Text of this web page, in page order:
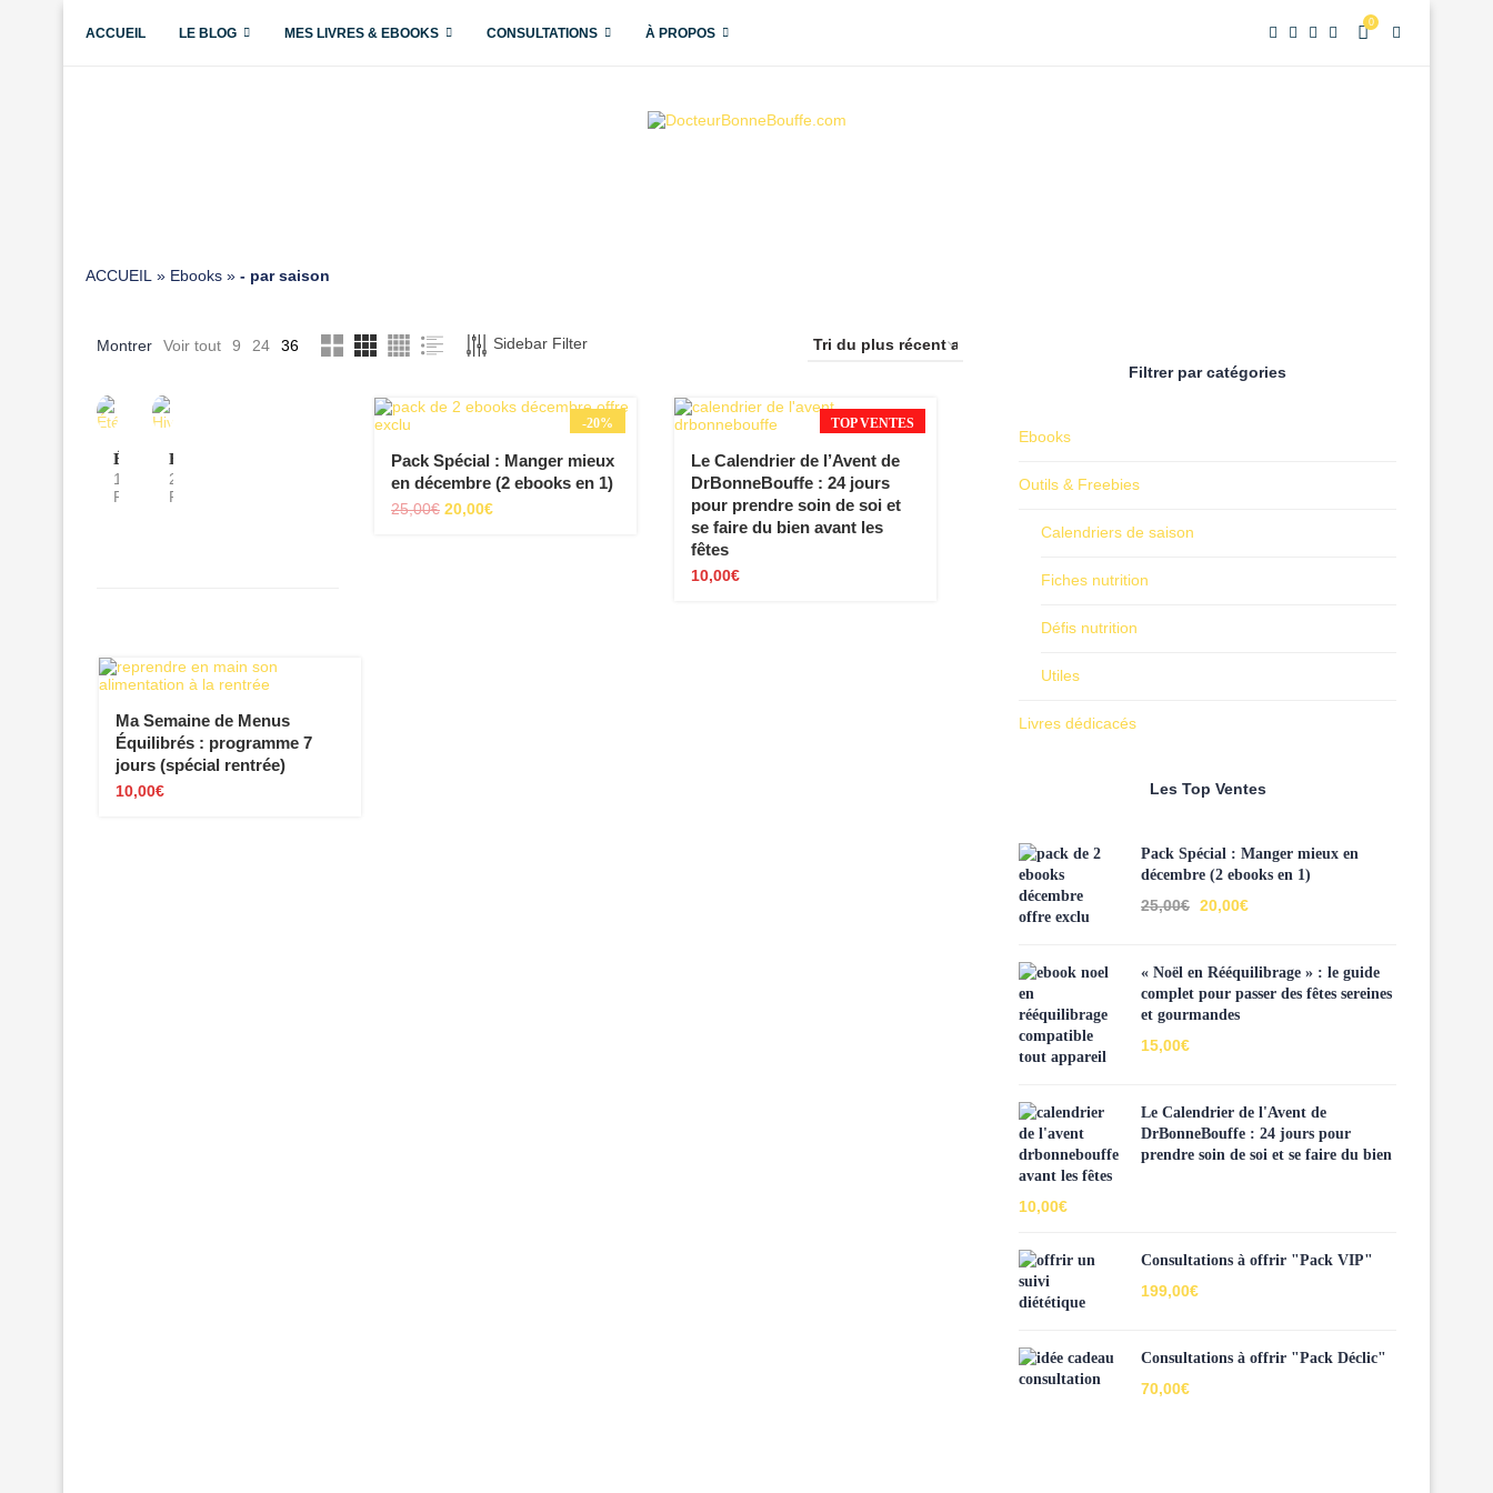
ACCUEIL LE BLOG MES LIVRES & EBOOKS CONSULTATIONS À PROPOS
0
ACCUEIL » Ebooks » - par saison
Montrer Voir tout 9 24 36 Sidebar Filter
Été
1
Produits
Hiver
2
Produits
-20%
Pack Spécial : Manger mieux
en décembre (2 ebooks en 1)
25,00€ 20,00€
TOP VENTES
Le Calendrier de l’Avent de
DrBonneBouffe : 24 jours
pour prendre soin de soi et
se faire du bien avant les
fêtes
10,00€
Ma Semaine de Menus
Équilibrés : programme 7
jours (spécial rentrée)
10,00€
Filtrer par catégories
Ebooks
Outils & Freebies
Calendriers de saison
Fiches nutrition
Défis nutrition
Utiles
Livres dédicacés
Les Top Ventes
Pack Spécial : Manger mieux en
décembre (2 ebooks en 1)
25,00€ 20,00€
« Noël en Rééquilibrage » : le guide
complet pour passer des fêtes sereines
et gourmandes
15,00€
Le Calendrier de l'Avent de
DrBonneBouffe : 24 jours pour
prendre soin de soi et se faire du bien
avant les fêtes
10,00€
Consultations à offrir "Pack VIP"
199,00€
Consultations à offrir "Pack Déclic"
70,00€